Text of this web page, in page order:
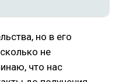
но в его
не
что нас